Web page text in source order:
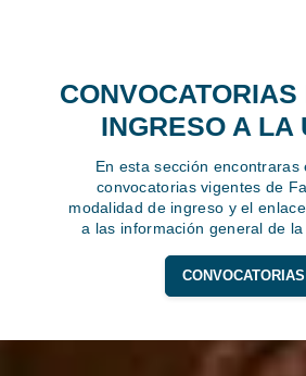
INGRESO A LA
En esta sección encontraras
convocatorias vigentes de
modalidad de ingreso y el
a las información general de la
CONVOCATORIAS